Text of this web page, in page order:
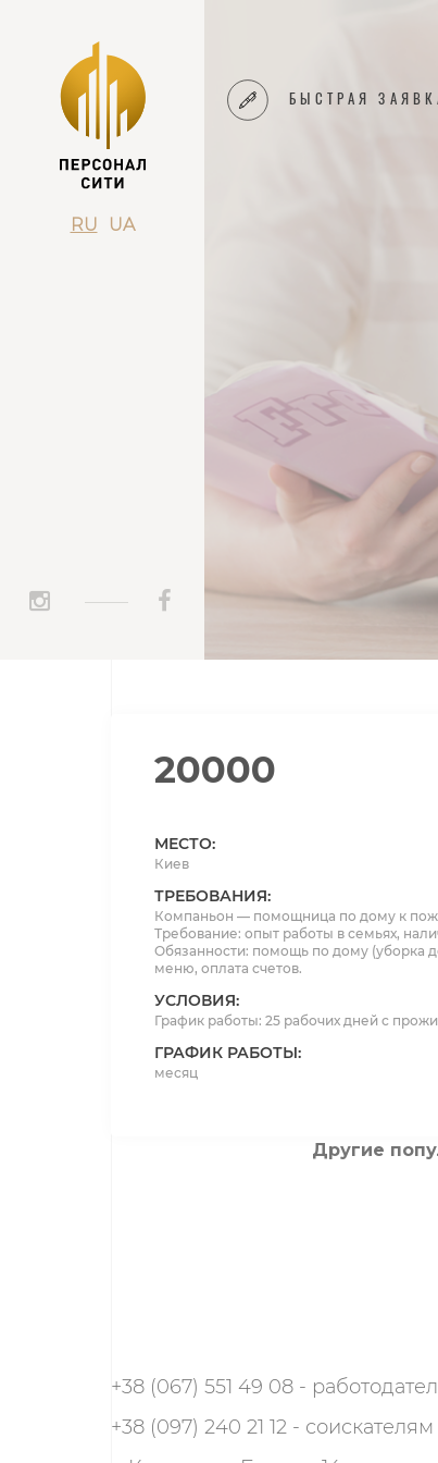
RU UA
БЫСТРАЯ
20000
МЕСТО:
Киев
ТРЕБОВАНИЯ:
Компаньон — помощница по дому к
Требование: опыт работы в семьях,
Обязанности: помощь по дому (уборка
меню, оплата счетов.
УСЛОВИЯ:
График работы: 25 рабочих дней с
ГРАФИК РАБОТЫ:
месяц
Другие
+38 (067) 551 49 08 -
+38 (097) 240 21 12 - соискателям